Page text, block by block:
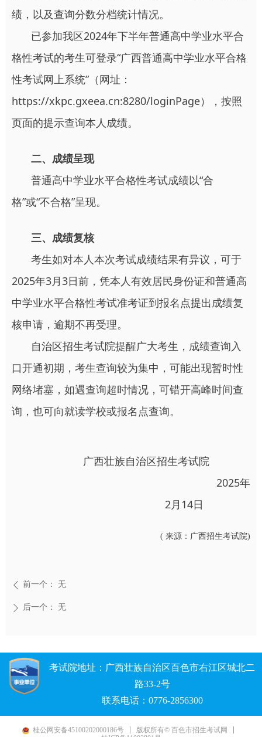
绩，以及查询分数分档统计情况。
已参加我区2024年下半年普通高中学业水平合
格性考试的考生可登录“广西普通高中学业水平合格
性考试网上系统”（网址：
https://xkpc.gxeea.cn:8280/loginPage），按照
页面的提示查询本人成绩。
二、成绩呈现
普通高中学业水平合格性考试成绩以“合
格”或“不合格”呈现。
三、成绩复核
考生如对本人本次考试成绩结果有异议，可于
2025年3月3日前，凭本人有效居民身份证和普通高
中学业水平合格性考试准考证到报名点提出成绩复
核申请，逾期不再受理。
自治区招生考试院提醒广大考生，成绩查询入
口开通初期，考生查询较为集中，可能出现暂时性
网络堵塞，如遇查询超时情况，可错开高峰时间查
询，也可向就读学校或报名点查询。
广西壮族自治区招生考试院
2025年
2月14日
( 来源：广西招生考试院)
ꄴ 前一个： 无
ꄲ 后一个： 无
考试院地址：广西壮族自治区百色市右江区城北二
路33-2号
联系电话：0776-2856300
桂公网安备45100202000186号
版权所有© 百色市招生考试网